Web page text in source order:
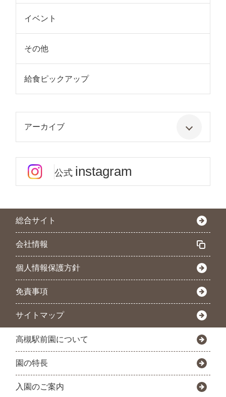
イベント
その他
給食ピックアップ
アーカイブ
公式 instagram
総合サイト
会社情報
個人情報保護方針
免責事項
サイトマップ
高槻駅前園について
園の特長
入園のご案内